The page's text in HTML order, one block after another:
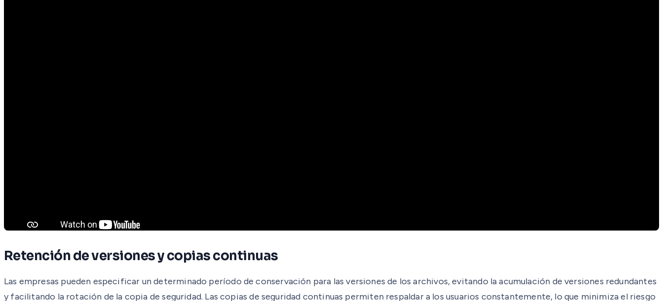
Retención de versiones y copias continuas
Las empresas pueden especificar un determinado período de conservación para las versiones de los archivos, evitando la acumulación de versiones redundantes
y facilitando la rotación de la copia de seguridad. Las copias de seguridad continuas permiten respaldar a los usuarios constantemente, lo que minimiza el riesgo